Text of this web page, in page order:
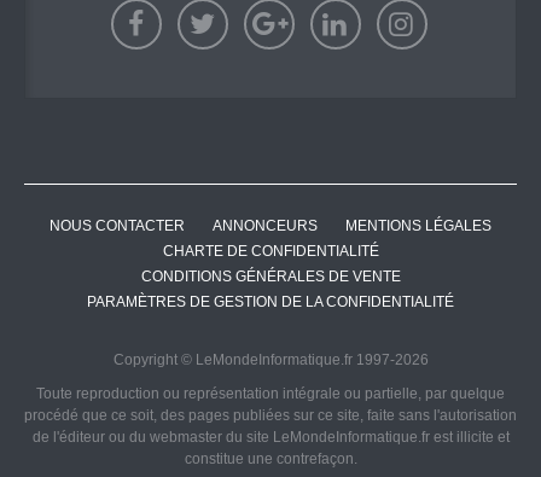
NOUS CONTACTER ANNONCEURS
MENTIONS LÉGALES
CHARTE DE CONFIDENTIALITÉ
CONDITIONS GÉNÉRALES DE VENTE
PARAMÈTRES DE GESTION DE LA CONFIDENTIALITÉ
Copyright © LeMondeInformatique.fr 1997-2026
Toute reproduction ou représentation intégrale ou partielle, par quelque
procédé que ce soit, des pages publiées sur ce site, faite sans l'autorisation
de l'éditeur ou du webmaster du site LeMondeInformatique.fr est illicite et
constitue une contrefaçon.